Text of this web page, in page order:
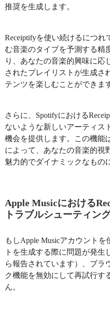
推奨を生成します。
Receiptifyを使い続けるにつ
む音楽のタイプを予測する精
り、あなたの音楽的興味に応
されたプレイリストが生成さ
テンツを楽しむことができま
さらに、Spotifyにおける
ないような新しいアーティス
機会を提供します。この機能
によって、あなたの音楽的視
魅力的でダイナミックなもの
Apple Musicにおける
トラブルシューティン
もしApple Musicアカウントを
トを生成する際に問題が発
ら報告されています）、ブラ
ク機能を無効にして再試行す
ん。